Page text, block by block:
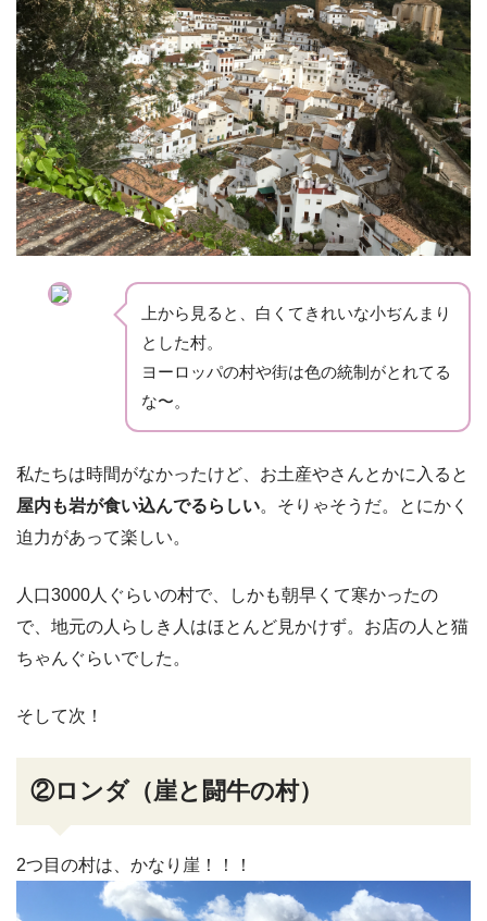
上から見ると、白くてきれいな小ぢんまり
とした村。
ヨーロッパの村や街は色の統制がとれてる
な〜。
私たちは時間がなかったけど、お土産やさんとかに入ると
屋内も岩が食い込んでるらしい。そりゃそうだ。とにかく
迫力があって楽しい。
人口3000人ぐらいの村で、しかも朝早くて寒かったの
で、地元の人らしき人はほとんど見かけず。お店の人と猫
ちゃんぐらいでした。
そして次！
②ロンダ（崖と闘牛の村）
2つ目の村は、かなり崖！！！